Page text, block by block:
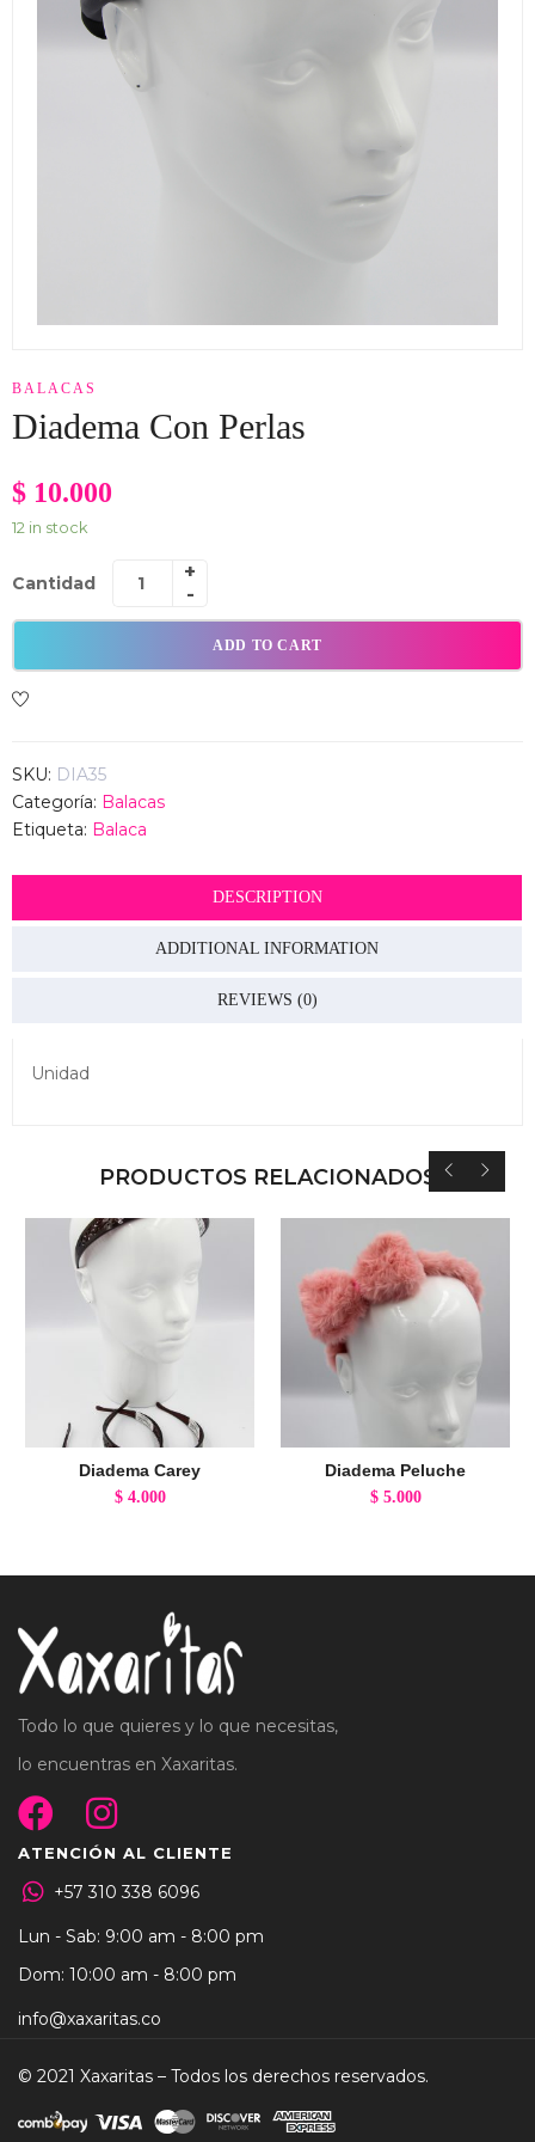
BALACAS
Diadema Con Perlas
$ 10.000
12 in stock
Cantidad
ADD TO CART
SKU: DIA35
Categoría: Balacas
Etiqueta: Balaca
DESCRIPTION
ADDITIONAL INFORMATION
REVIEWS (0)
Unidad
PRODUCTOS RELACIONADOS
Diadema Carey
$4.000
Diadema Peluche
$5.000
Todo lo que quieres y lo que necesitas,
lo encuentras en Xaxaritas.
ATENCIÓN AL CLIENTE
+57 310 338 6096
Lun - Sab: 9:00 am - 8:00 pm
Dom: 10:00 am - 8:00 pm
info@xaxaritas.co
© 2021 Xaxaritas – Todos los derechos reservados.